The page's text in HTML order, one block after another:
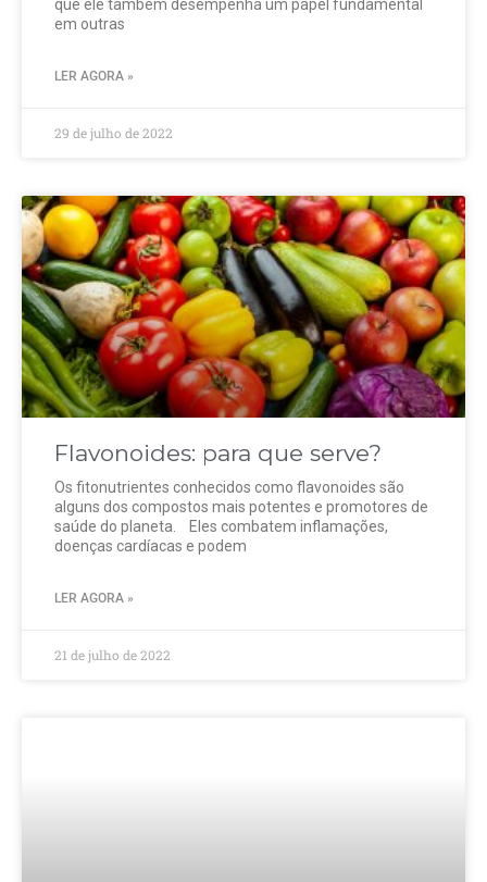
que ele também desempenha um papel fundamental
em outras
LER AGORA »
29 de julho de 2022
Flavonoides: para que serve?
Os fitonutrientes conhecidos como flavonoides são
alguns dos compostos mais potentes e promotores de
saúde do planeta. Eles combatem inflamações,
doenças cardíacas e podem
LER AGORA »
21 de julho de 2022